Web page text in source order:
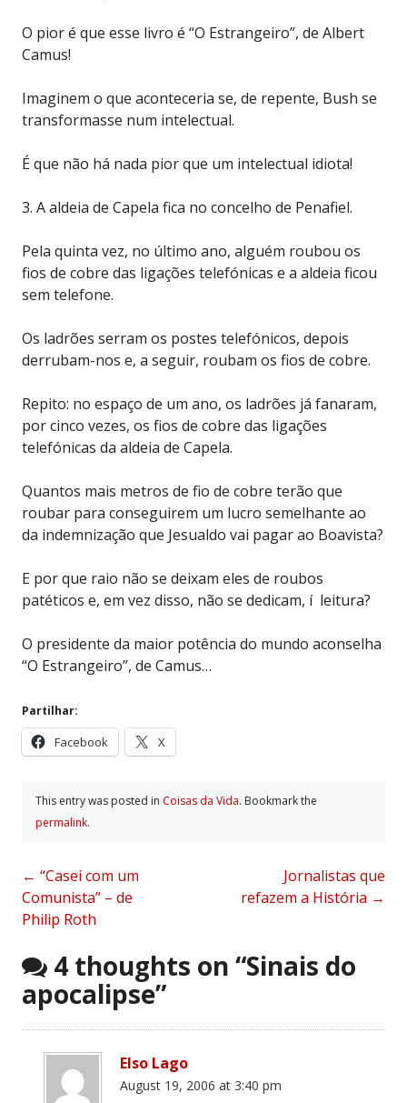
O pior é que esse livro é “O Estrangeiro”, de Albert
Camus!
Imaginem o que aconteceria se, de repente, Bush se
transformasse num intelectual.
É que não há nada pior que um intelectual idiota!
3. A aldeia de Capela fica no concelho de Penafiel.
Pela quinta vez, no último ano, alguém roubou os
fios de cobre das ligações telefónicas e a aldeia ficou
sem telefone.
Os ladrões serram os postes telefónicos, depois
derrubam-nos e, a seguir, roubam os fios de cobre.
Repito: no espaço de um ano, os ladrões já fanaram,
por cinco vezes, os fios de cobre das ligações
telefónicas da aldeia de Capela.
Quantos mais metros de fio de cobre terão que
roubar para conseguirem um lucro semelhante ao
da indemnização que Jesualdo vai pagar ao Boavista?
E por que raio não se deixam eles de roubos
patéticos e, em vez disso, não se dedicam, í leitura?
O presidente da maior potência do mundo aconselha
“O Estrangeiro”, de Camus…
Partilhar:
Facebook X
This entry was posted in Coisas da Vida. Bookmark the
permalink.
Post
navigation
← “Casei com um
Comunista” – de
Philip Roth
Jornalistas que
refazem a História →
4 thoughts on “Sinais do
apocalipse”
Elso Lago
August 19, 2006 at 3:40 pm